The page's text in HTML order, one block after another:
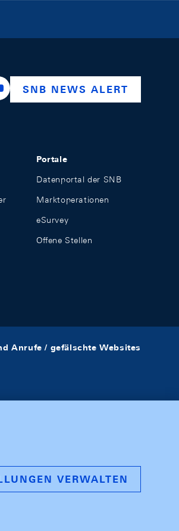
snb_bns
ch.linkedin.com/company/swiss-
https://www.youtube.com/
SNB NEWS ALERT
Portale
Datenportal der SNB
Marktoperationen
eSurvey
Offene Stellen
Anrufe / gefälschte Websites
VERWALTEN